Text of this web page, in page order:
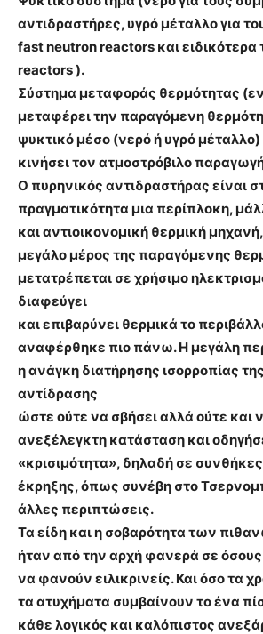
αντιδραστήρες, υγρό μέταλλο για
fast neutron reactors και
reactors ).
Σύστημα μεταφοράς θερμότητας
μεταφέρει την παραγόμενη
ψυκτικό μέσο (νερό ή υγρό
κινήσει τον ατμοστρόβιλο
Ο πυρηνικός αντιδραστήρας είναι
πραγματικότητα μια περίπλοκη,
και αντιοικονομική θερμική
μεγάλο μέρος της παραγόμενης
μετατρέπεται σε χρήσιμο
διαφεύγει
και επιβαρύνει θερμικά το
αναφέρθηκε πιο πάνω. Η μεγάλη
η ανάγκη διατήρησης ισορροπίας
αντίδρασης
ώστε ούτε να σβήσει αλλά ούτε και
ανεξέλεγκτη κατάσταση και
«κρισιμότητα», δηλαδή σε
έκρηξης, όπως συνέβη στο
άλλες περιπτώσεις.
Τα είδη και η σοβαρότητα των
ήταν από την αρχή φανερά σε όσους
να φανούν ειλικρινείς. Και όσο τα
τα ατυχήματα συμβαίνουν το ένα
κάθε λογικός και καλόπιστος